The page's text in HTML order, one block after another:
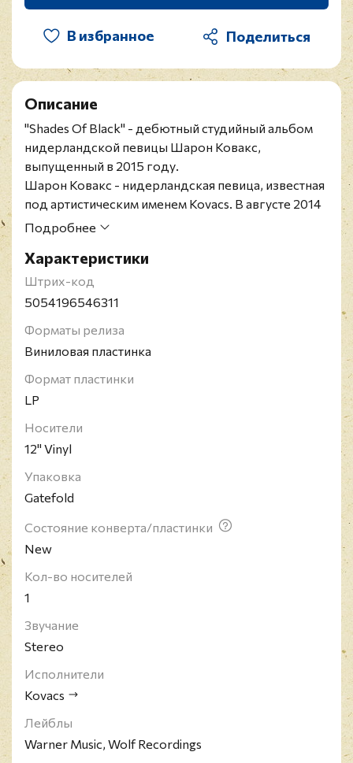
В избранное
Описание
"Shades Of Black" - дебютный студийный альбом
нидерландской певицы Шарон Ковакс,
выпущенный в 2015 году.
Шарон Ковакс - нидерландская певица, известная
под артистическим именем Kovacs. В августе 2014
года выпустила свой первый сингл "My Love",
Ирадьера El Arreglito.
Подробнее
Характеристики
Штрих-код
5054196546311
Форматы релиза
Виниловая пластинка
Формат пластинки
LP
Носители
12" Vinyl
Упаковка
Gatefold
Состояние конверта/пластинки
New
Кол-во носителей
1
Звучание
Stereo
Исполнители
Kovacs
Лейблы
Warner Music, Wolf Recordings